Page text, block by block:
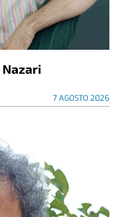
7 AGOSTO 2026